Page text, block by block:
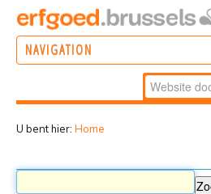
NAVIGATION
Zoek
U bent hier: Home